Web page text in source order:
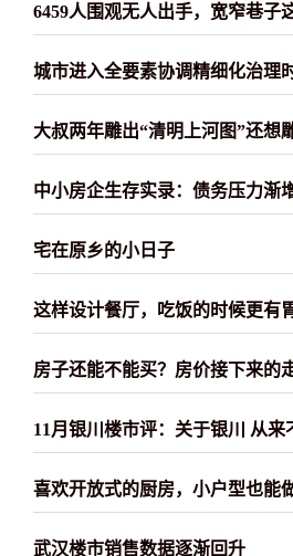
6459人围观无人出手，宽窄巷子
城市进入全要素协调精细化治理
大叔两年雕出“清明上河图”还想
中小房企生存实录：债务压力渐
宅在原乡的小日子
这样设计餐厅，吃饭的时候更有
房子还能不能买？房价接下来的
11月银川楼市评：关于银川 从来
喜欢开放式的厨房，小户型也能
武汉楼市销售数据逐渐回升